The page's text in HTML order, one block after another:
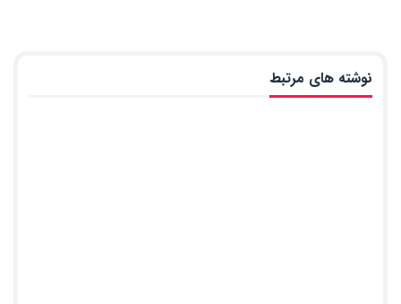
نوشته های مرتبط